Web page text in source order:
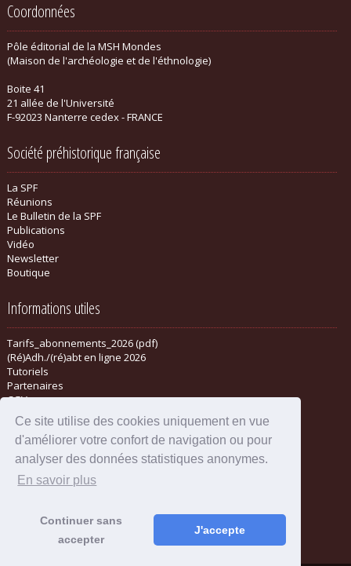
Ce site utilise des cookies uniquement en vue
d'améliorer votre confort de navigation ou pour
analyser des données statistiques anonymes.
En savoir plus
Continuer sans
accepter
J'accepte
Coordonnées
Pôle éditorial de la MSH Mondes
(Maison de l'archéologie et de l'éthnologie)
Boite 41
21 allée de l'Université
F-92023 Nanterre cedex - FRANCE
Société préhistorique française
La SPF
Réunions
Le Bulletin de la SPF
Publications
Vidéo
Newsletter
Boutique
Informations utiles
Tarifs_abonnements_2026 (pdf)
(Ré)Adh./(ré)abt en ligne 2026
Tutoriels
Partenaires
CGV